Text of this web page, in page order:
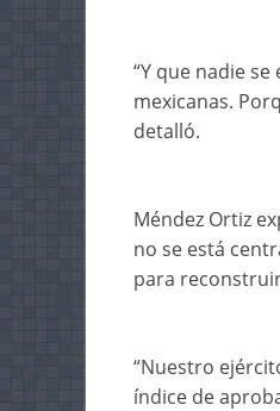
“Y que nadie
mexicanas.
detalló.
Méndez Ortiz
no se está
para
“Nuestro
índice de